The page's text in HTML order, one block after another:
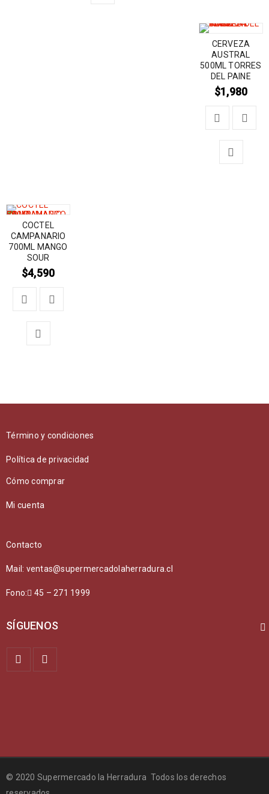
CERVEZA
AUSTRAL
500ML TORRES
DEL PAINE
$1,980
COCTEL
CAMPANARIO
700ML MANGO
SOUR
$4,590
Término y condiciones
Política de privacidad
Cómo comprar
Mi cuenta
Contacto
Mail: ventas@supermercadolaherradura.cl
Fono: 45 – 271 1999
SÍGUENOS
© 2020 Supermercado la Herradura Todos los derechos